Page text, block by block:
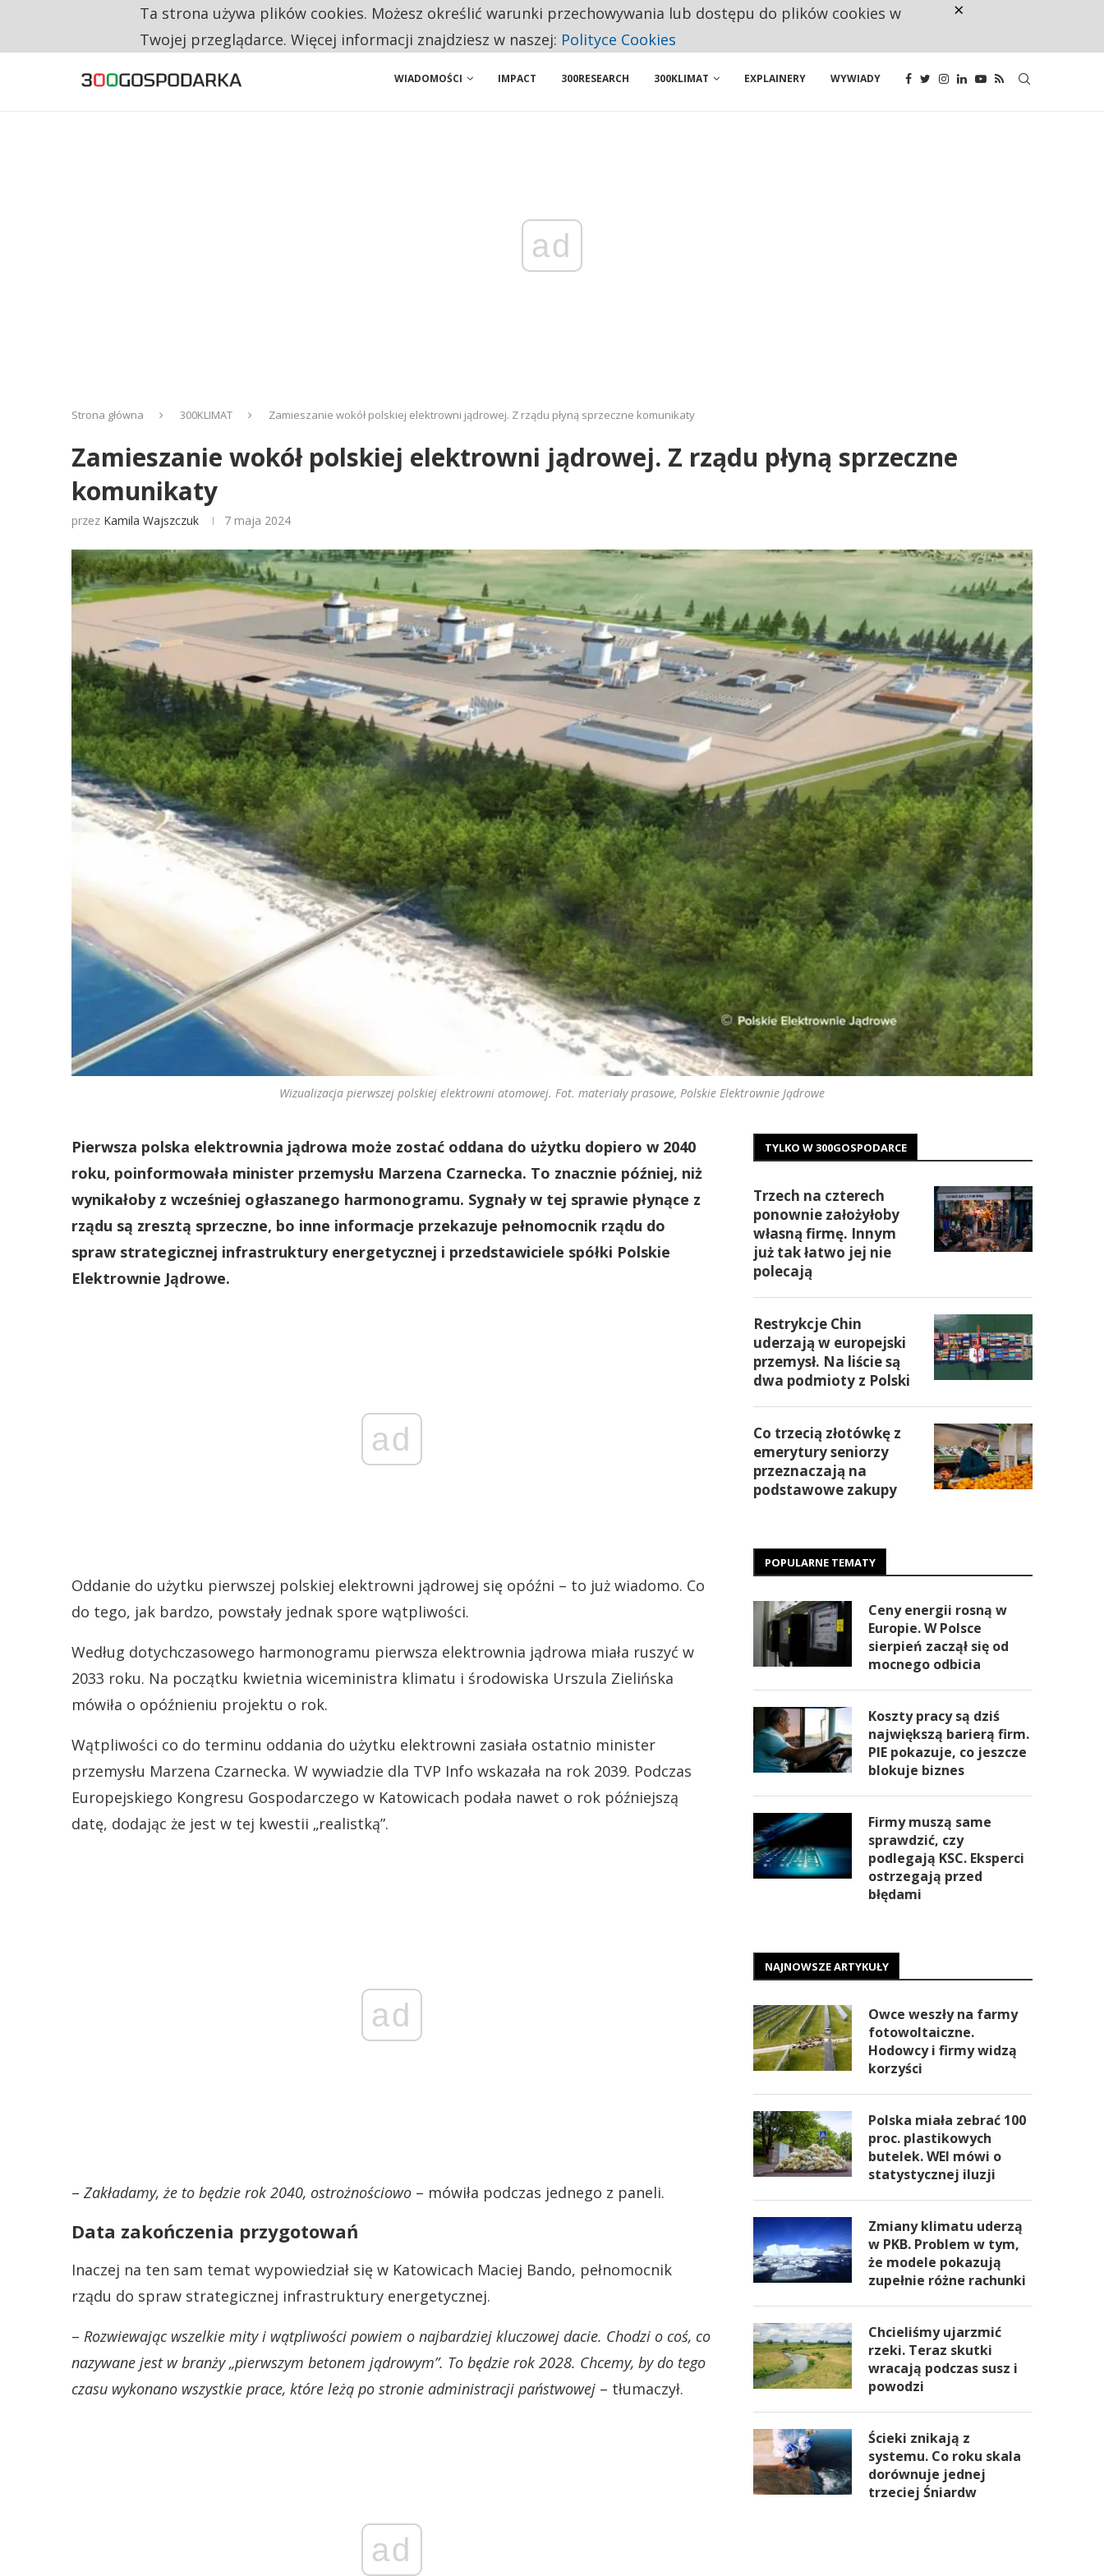
CO TRZECIĄ ZŁOTÓWKĘ Z EMERYTURY SENIORZY PRZEZNACZAJĄ NA PODSTAWOWE ZAKUPY
WIADOMOŚCI IMPACT 300RESEARCH 300KLIMAT EXPLAINERY WYWIADY
ad
Strona główna 300KLIMAT Zamieszanie wokół polskiej elektrowni jądrowej. Z rządu płyną sprzeczne komunikaty
Zamieszanie wokół polskiej elektrowni jądrowej. Z rządu płyną sprzeczne
komunikaty
przez Kamila Wajszczuk 7 maja 2024
Wizualizacja pierwszej polskiej elektrowni atomowej. Fot. materiały prasowe, Polskie Elektrownie Jądrowe
Pierwsza polska elektrownia jądrowa może zostać oddana do użytku dopiero w 2040
roku, poinformowała minister przemysłu Marzena Czarnecka. To znacznie później, niż
wynikałoby z wcześniej ogłaszanego harmonogramu. Sygnały w tej sprawie płynące z
rządu są zresztą sprzeczne, bo inne informacje przekazuje pełnomocnik rządu do
spraw strategicznej infrastruktury energetycznej i przedstawiciele spółki Polskie
Elektrownie Jądrowe.
ad
Oddanie do użytku pierwszej polskiej elektrowni jądrowej się opóźni – to już wiadomo. Co
do tego, jak bardzo, powstały jednak spore wątpliwości.
Według dotychczasowego harmonogramu pierwsza elektrownia jądrowa miała ruszyć w
2033 roku. Na początku kwietnia wiceministra klimatu i środowiska Urszula Zielińska
mówiła o opóźnieniu projektu o rok.
Wątpliwości co do terminu oddania do użytku elektrowni zasiała ostatnio minister
przemysłu Marzena Czarnecka. W wywiadzie dla TVP Info wskazała na rok 2039. Podczas
Europejskiego Kongresu Gospodarczego w Katowicach podała nawet o rok późniejszą
datę, dodając że jest w tej kwestii „realistką”.
ad
– Zakładamy, że to będzie rok 2040, ostrożnościowo – mówiła podczas jednego z paneli.
Data zakończenia przygotowań
Inaczej na ten sam temat wypowiedział się w Katowicach Maciej Bando, pełnomocnik
rządu do spraw strategicznej infrastruktury energetycznej.
– Rozwiewając wszelkie mity i wątpliwości powiem o najbardziej kluczowej dacie. Chodzi o coś, co
nazywane jest w branży „pierwszym betonem jądrowym”. To będzie rok 2028. Chcemy, by do tego
czasu wykonano wszystkie prace, które leżą po stronie administracji państwowej – tłumaczył.
ad
TYLKO W 300GOSPODARCE
Trzech na czterech
ponownie założyłoby
własną firmę. Innym
już tak łatwo jej nie
polecają
Restrykcje Chin
uderzają w europejski
przemysł. Na liście są
dwa podmioty z Polski
Co trzecią złotówkę z
emerytury seniorzy
przeznaczają na
podstawowe zakupy
POPULARNE TEMATY
Ceny energii rosną w
Europie. W Polsce
sierpień zaczął się od
mocnego odbicia
Koszty pracy są dziś
największą barierą firm.
PIE pokazuje, co jeszcze
blokuje biznes
Firmy muszą same
sprawdzić, czy
podlegają KSC. Eksperci
ostrzegają przed
błędami
NAJNOWSZE ARTYKUŁY
Owce weszły na farmy
fotowoltaiczne.
Hodowcy i firmy widzą
korzyści
Polska miała zebrać 100
proc. plastikowych
butelek. WEI mówi o
statystycznej iluzji
Zmiany klimatu uderzą
w PKB. Problem w tym,
że modele pokazują
zupełnie różne rachunki
Chcieliśmy ujarzmić
rzeki. Teraz skutki
wracają podczas susz i
powodzi
Ścieki znikają z
systemu. Co roku skala
dorównuje jednej
trzeciej Śniardw
Ta strona używa plików cookies. Możesz określić warunki przechowywania lub dostępu do plików cookies w
Twojej przeglądarce. Więcej informacji znajdziesz w naszej: Polityce Cookies
×